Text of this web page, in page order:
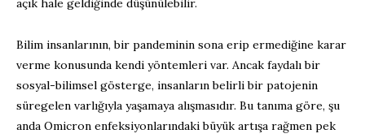
açık hale geldiğinde düşünülebilir.
Bilim insanlarının, bir pandeminin sona erip ermediğine karar
verme konusunda kendi yöntemleri var. Ancak faydalı bir
sosyal-bilimsel gösterge, insanların belirli bir patojenin
süregelen varlığıyla yaşamaya alışmasıdır. Bu tanıma göre, şu
anda Omicron enfeksiyonlarındaki büyük artışa rağmen pek